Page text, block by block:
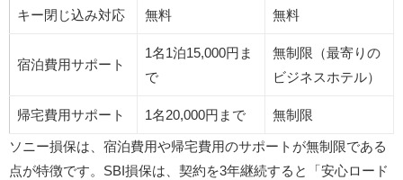
キー閉じ込み対応 無料 無料
宿泊費用サポート
1名1泊15,000円ま
で
無制限（最寄りの
ビジネスホテル）
帰宅費用サポート 1名20,000円まで 無制限
ソニー損保は、宿泊費用や帰宅費用のサポートが無制限である
点が特徴です。​SBI損保は、契約を3年継続すると「安心ロード